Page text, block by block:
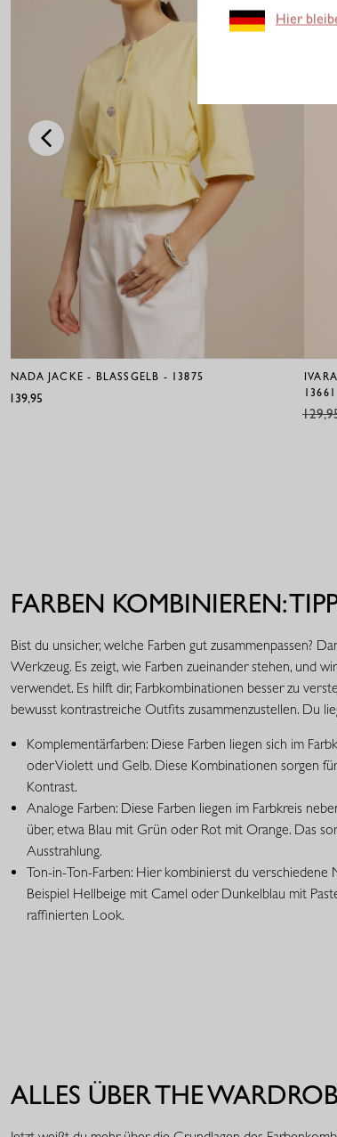
NADA JACKE - BLASSGELB - 13875
€139,95
13661
FARBEN KOMBINIEREN:
Bist du unsicher, welche Farben gut zusammenpassen?
Werkzeug. Es zeigt, wie Farben zueinander stehen, und
verwendet. Es hilft dir, Farbkombinationen besser zu
bewusst kontrastreiche Outfits zusammenzustellen. Du
Komplementärfarben: Diese Farben liegen sich im
oder Violett und Gelb. Diese Kombinationen sorgen
Kontrast.
Analoge Farben: Diese Farben liegen im Farbkreis
über, etwa Blau mit Grün oder Rot mit Orange. Das
Ausstrahlung.
Ton-in-Ton-Farben: Hier kombinierst du verschiedene
Beispiel Hellbeige mit Camel oder Dunkelblau mit
raffinierten Look.
ALLES ÜBER THE
Hier